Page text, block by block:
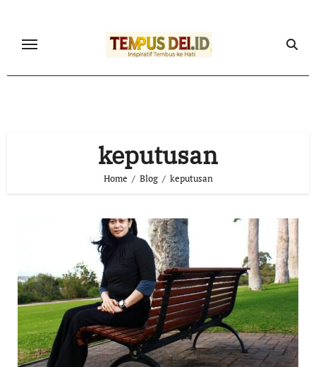
content
keputusan
Home Blog keputusan